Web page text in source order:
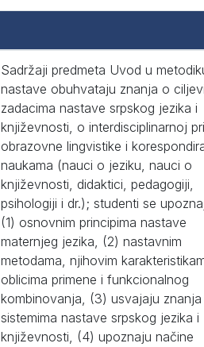
Sadržaji predmeta Uvod u
nastave obuhvataju znanja o
zadacima nastave srpskog jezika i
književnosti, o interdisciplinarnoj
obrazovne lingvistike i
naukama (nauci o jeziku, nauci o
književnosti, didaktici, pedagogiji,
psihologiji i dr.); studenti se
(1) osnovnim principima nastave
maternjeg jezika, (2) nastavnim
metodama, njihovim
oblicima primene i funkcionalnog
kombinovanja, (3) usvajaju
sistemima nastave srpskog jezika i
književnosti, (4) upoznaju načine